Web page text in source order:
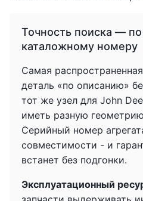
Точность поиска —
каталожному номеру
Самая
деталь «по описанию»
тот же узел для John
иметь разную
Серийный номер
совместимости - и
встанет без подгонки.
Эксплуатационный